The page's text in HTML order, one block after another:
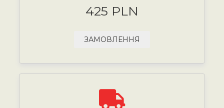
425 PLN
ЗАМОВЛЕННЯ